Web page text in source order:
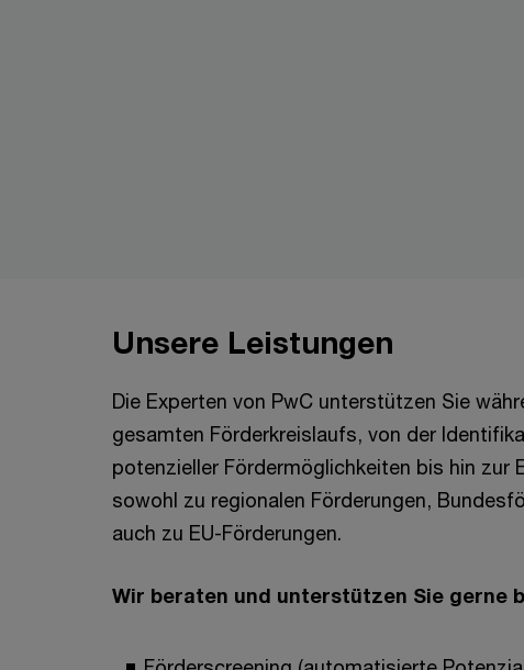
Unsere Leistungen
Die Experten von PwC unterstützen Sie
gesamten Förderkreislaufs, von der
potenzieller Fördermöglichkeiten bis hin zur
sowohl zu regionalen Förderungen,
auch zu EU-Förderungen.
Wir beraten und unterstützen Sie gerne